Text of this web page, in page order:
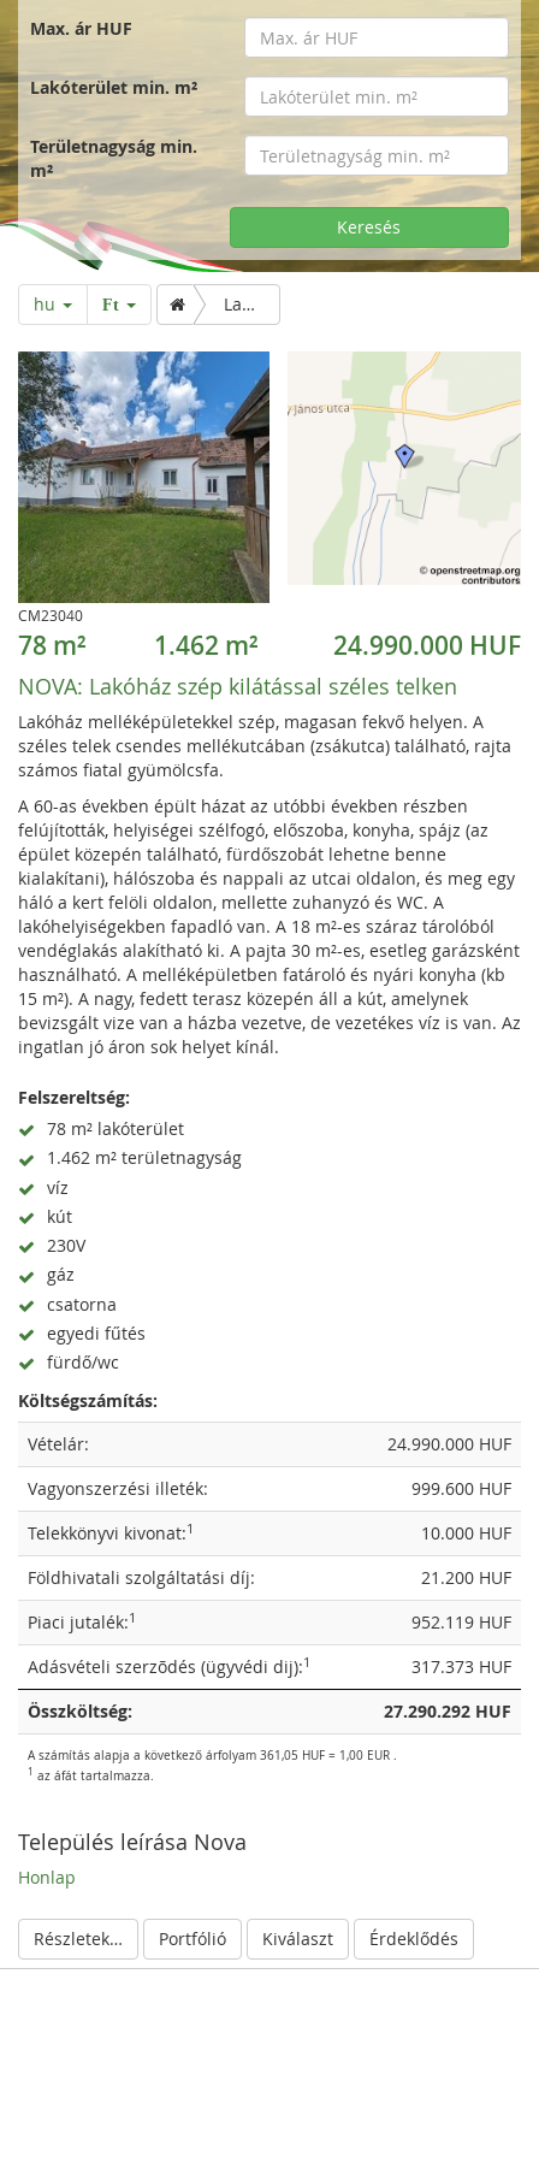
Max. ár HUF
Lakóterület min. m²
Területnagyság min.
m²
Keresés
hu Ft Lakóház szép kilátással széles telken
CM23040
78 m² 1.462 m² 24.990.000 HUF
NOVA: Lakóház szép kilátással széles telken
Lakóház melléképületekkel szép, magasan fekvő helyen. A
széles telek csendes mellékutcában (zsákutca) található, rajta
számos fiatal gyümölcsfa.
A 60-as években épült házat az utóbbi években részben
felújították, helyiségei szélfogó, előszoba, konyha, spájz (az
épület közepén található, fürdőszobát lehetne benne
kialakítani), hálószoba és nappali az utcai oldalon, és meg egy
háló a kert felöli oldalon, mellette zuhanyzó és WC. A
lakóhelyiségekben fapadló van. A 18 m²-es száraz tárolóból
vendéglakás alakítható ki. A pajta 30 m²-es, esetleg garázsként
használható. A melléképületben fatároló és nyári konyha (kb
15 m²). A nagy, fedett terasz közepén áll a kút, amelynek
bevizsgált vize van a házba vezetve, de vezetékes víz is van. Az
ingatlan jó áron sok helyet kínál.
Felszereltség:
78 m² lakóterület
1.462 m² területnagyság
víz
kút
230V
gáz
csatorna
egyedi fűtés
fürdő/wc
Költségszámítás:
Vételár:
24.990.000 HUF
Vagyonszerzési illeték:
999.600 HUF
Telekkönyvi kivonat:1
10.000 HUF
Földhivatali szolgáltatási díj:
21.200 HUF
Piaci jutalék:1
952.119 HUF
Adásvételi szerzõdés (ügyvédi dij):1
317.373 HUF
Összköltség:
27.290.292 HUF
A számítás alapja a következő árfolyam 361,05 HUF = 1,00 EUR .
1 az áfát tartalmazza.
Település leírása Nova
Honlap
Részletek elrejtése Portfólió Kiválaszt Érdeklődés